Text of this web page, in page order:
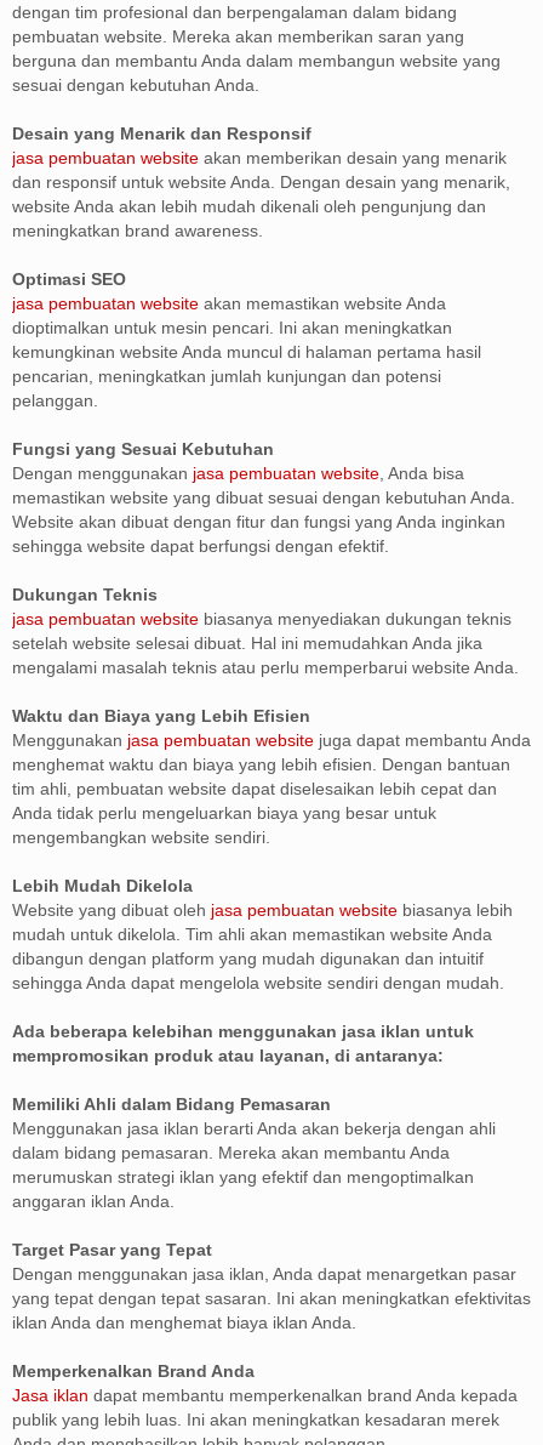
dengan tim profesional dan berpengalaman dalam bidang
pembuatan website. Mereka akan memberikan saran yang
berguna dan membantu Anda dalam membangun website yang
sesuai dengan kebutuhan Anda.
Desain yang Menarik dan Responsif
jasa pembuatan website akan memberikan desain yang menarik
dan responsif untuk website Anda. Dengan desain yang menarik,
website Anda akan lebih mudah dikenali oleh pengunjung dan
meningkatkan brand awareness.
Optimasi SEO
jasa pembuatan website akan memastikan website Anda
dioptimalkan untuk mesin pencari. Ini akan meningkatkan
kemungkinan website Anda muncul di halaman pertama hasil
pencarian, meningkatkan jumlah kunjungan dan potensi
pelanggan.
Fungsi yang Sesuai Kebutuhan
Dengan menggunakan jasa pembuatan website , Anda bisa
memastikan website yang dibuat sesuai dengan kebutuhan Anda.
Website akan dibuat dengan fitur dan fungsi yang Anda inginkan
sehingga website dapat berfungsi dengan efektif.
Dukungan Teknis
jasa pembuatan website biasanya menyediakan dukungan teknis
setelah website selesai dibuat. Hal ini memudahkan Anda jika
mengalami masalah teknis atau perlu memperbarui website Anda.
Waktu dan Biaya yang Lebih Efisien
Menggunakan jasa pembuatan website juga dapat membantu Anda
menghemat waktu dan biaya yang lebih efisien. Dengan bantuan
tim ahli, pembuatan website dapat diselesaikan lebih cepat dan
Anda tidak perlu mengeluarkan biaya yang besar untuk
mengembangkan website sendiri.
Lebih Mudah Dikelola
Website yang dibuat oleh jasa pembuatan website biasanya lebih
mudah untuk dikelola. Tim ahli akan memastikan website Anda
dibangun dengan platform yang mudah digunakan dan intuitif
sehingga Anda dapat mengelola website sendiri dengan mudah.
Ada beberapa kelebihan menggunakan jasa iklan untuk
mempromosikan produk atau layanan, di antaranya:
Memiliki Ahli dalam Bidang Pemasaran
Menggunakan jasa iklan berarti Anda akan bekerja dengan ahli
dalam bidang pemasaran. Mereka akan membantu Anda
merumuskan strategi iklan yang efektif dan mengoptimalkan
anggaran iklan Anda.
Target Pasar yang Tepat
Dengan menggunakan jasa iklan, Anda dapat menargetkan pasar
yang tepat dengan tepat sasaran. Ini akan meningkatkan efektivitas
iklan Anda dan menghemat biaya iklan Anda.
Memperkenalkan Brand Anda
Jasa iklan dapat membantu memperkenalkan brand Anda kepada
publik yang lebih luas. Ini akan meningkatkan kesadaran merek